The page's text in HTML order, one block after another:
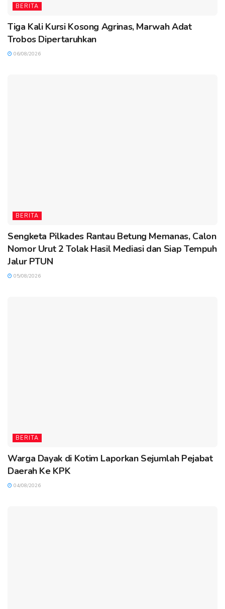
BERITA
Tiga Kali Kursi Kosong Agrinas, Marwah Adat
Trobos Dipertaruhkan
06/08/2026
BERITA
Sengketa Pilkades Rantau Betung Memanas, Calon
Nomor Urut 2 Tolak Hasil Mediasi dan Siap Tempuh
Jalur PTUN
05/08/2026
BERITA
Warga Dayak di Kotim Laporkan Sejumlah Pejabat
Daerah Ke KPK
04/08/2026